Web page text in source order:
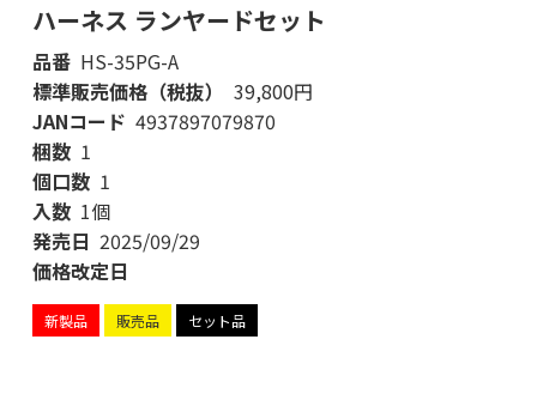
ハーネス ランヤードセット
品番 HS-35PG-A
標準販売価格（税抜）
39,800円
JANコード 4937897079870
梱数 1
個口数 1
入数 1個
発売日 2025/09/29
価格改定日
新製品 販売品 セット品